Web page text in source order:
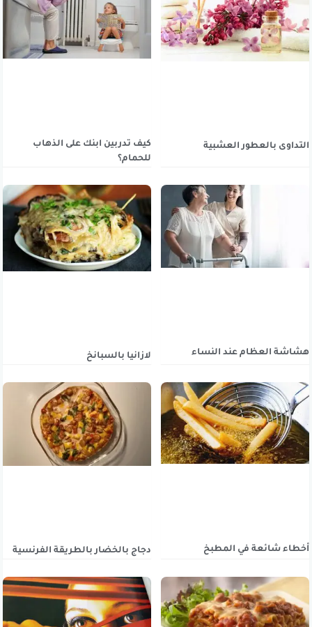
التداوى بالعطور العشبية
كيف تدربين ابنك على الذهاب
للحمام؟
هشاشة العظام عند النساء لازانيا بالسبانخ
أخطاء شائعة في المطبخ دجاج بالخضار بالطريقة الفرنسية